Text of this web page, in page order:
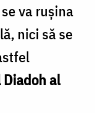
va rușina
nici să se
al